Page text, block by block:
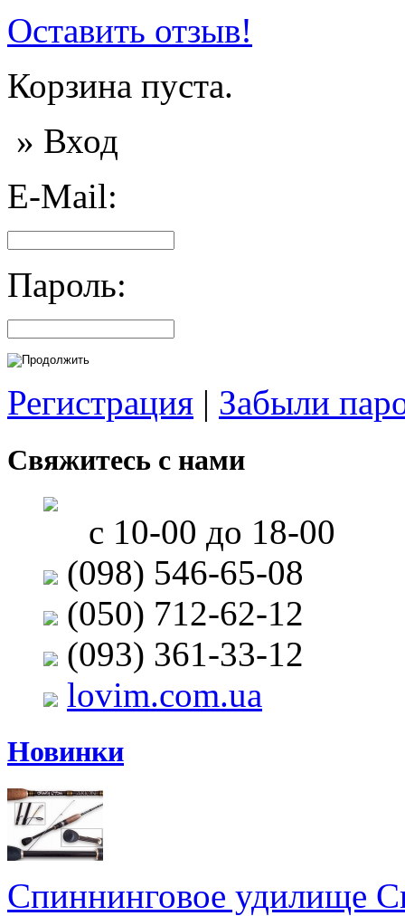
Оставить отзыв!
Корзина пуста.
» Вход
E-Mail:
Пароль:
Регистрация | Забыли
Свяжитесь с нами
с 10-00 до 18-00
(098) 546-65-08
(050) 712-62-12
(093) 361-33-12
lovim.com.ua
Новинки
Спиннинговое удилище